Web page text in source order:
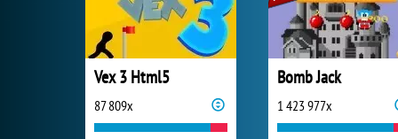
Vex 3 Html5
87 809x
Bomb Jack
1 423 977x